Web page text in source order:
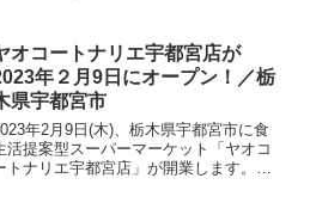
Foods Park」業態での出店となりま...
オコートナリエ宇都宮店が
年２月9日にオープン！／栃
県宇都宮市
年2月9日(木)、栃木県宇都宮市に食
活提案型スーパーマーケット「ヤオコ
トナリエ宇都宮店」が開業します。同